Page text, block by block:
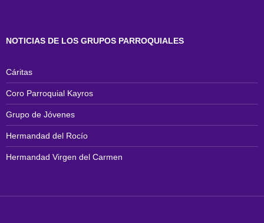
NOTICIAS DE LOS GRUPOS PARROQUIALES
Cáritas
Coro Parroquial Kayros
Grupo de Jóvenes
Hermandad del Rocío
Hermandad Virgen del Carmen